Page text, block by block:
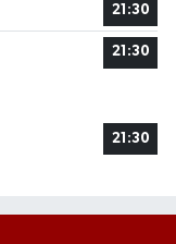
21:30
21:30
21:30